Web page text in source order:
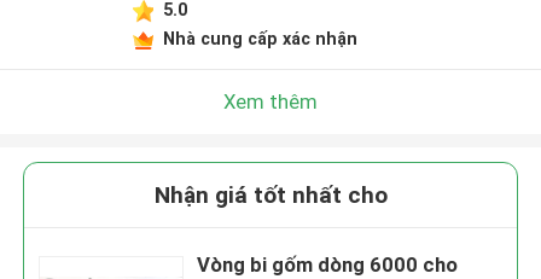
5.0
Nhà cung cấp xác nhận
Xem thêm
Nhận giá tốt nhất cho
Vòng bi gốm dòng 6000 cho